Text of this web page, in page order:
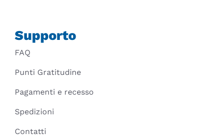
Supporto
FAQ
Punti Gratitudine
Pagamenti e recesso
Spedizioni
Contatti